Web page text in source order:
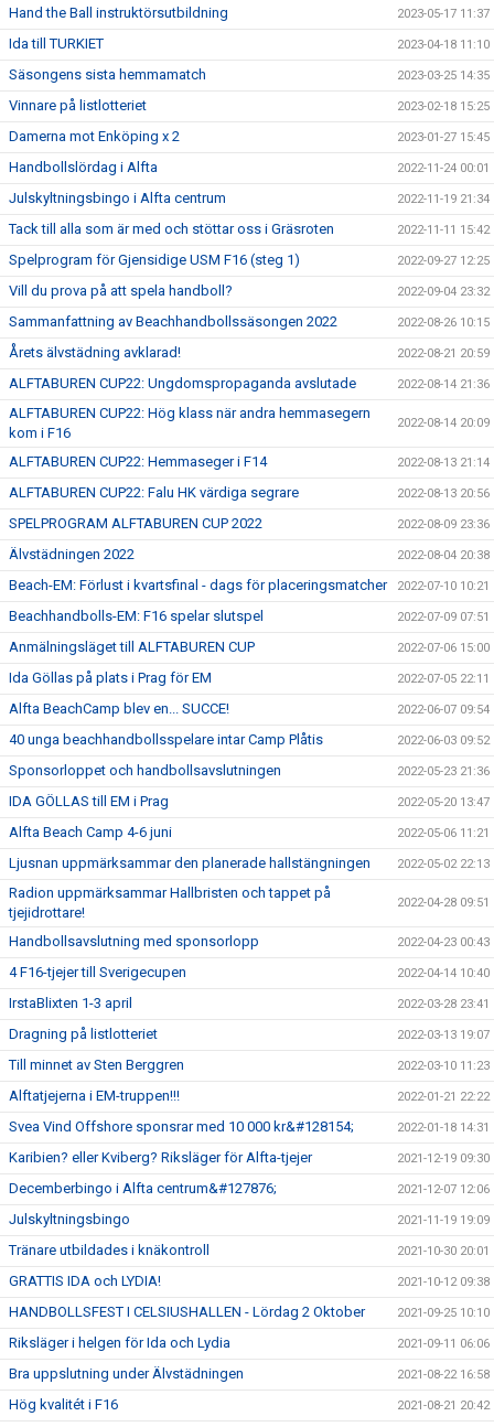
Hand the Ball instruktörsutbildning 2023-05-17 11:37
Ida till TURKIET 2023-04-18 11:10
Säsongens sista hemmamatch 2023-03-25 14:35
Vinnare på listlotteriet 2023-02-18 15:25
Damerna mot Enköping x 2 2023-01-27 15:45
Handbollslördag i Alfta 2022-11-24 00:01
Julskyltningsbingo i Alfta centrum 2022-11-19 21:34
Tack till alla som är med och stöttar oss i Gräsroten 2022-11-11 15:42
Spelprogram för Gjensidige USM F16 (steg 1) 2022-09-27 12:25
Vill du prova på att spela handboll? 2022-09-04 23:32
Sammanfattning av Beachhandbollssäsongen 2022 2022-08-26 10:15
Årets älvstädning avklarad! 2022-08-21 20:59
ALFTABUREN CUP22: Ungdomspropaganda avslutade 2022-08-14 21:36
ALFTABUREN CUP22: Hög klass när andra hemmasegern
kom i F16
2022-08-14 20:09
ALFTABUREN CUP22: Hemmaseger i F14 2022-08-13 21:14
ALFTABUREN CUP22: Falu HK värdiga segrare 2022-08-13 20:56
SPELPROGRAM ALFTABUREN CUP 2022 2022-08-09 23:36
Älvstädningen 2022 2022-08-04 20:38
Beach-EM: Förlust i kvartsfinal - dags för placeringsmatcher 2022-07-10 10:21
Beachhandbolls-EM: F16 spelar slutspel 2022-07-09 07:51
Anmälningsläget till ALFTABUREN CUP 2022-07-06 15:00
Ida Göllas på plats i Prag för EM 2022-07-05 22:11
Alfta BeachCamp blev en... SUCCE! 2022-06-07 09:54
40 unga beachhandbollsspelare intar Camp Plåtis 2022-06-03 09:52
Sponsorloppet och handbollsavslutningen 2022-05-23 21:36
IDA GÖLLAS till EM i Prag 2022-05-20 13:47
Alfta Beach Camp 4-6 juni 2022-05-06 11:21
Ljusnan uppmärksammar den planerade hallstängningen 2022-05-02 22:13
Radion uppmärksammar Hallbristen och tappet på
tjejidrottare!
2022-04-28 09:51
Handbollsavslutning med sponsorlopp 2022-04-23 00:43
4 F16-tjejer till Sverigecupen 2022-04-14 10:40
IrstaBlixten 1-3 april 2022-03-28 23:41
Dragning på listlotteriet 2022-03-13 19:07
Till minnet av Sten Berggren 2022-03-10 11:23
Alftatjejerna i EM-truppen!!! 2022-01-21 22:22
Svea Vind Offshore sponsrar med 10 000 kr&#128154; 2022-01-18 14:31
Karibien? eller Kviberg? Riksläger för Alfta-tjejer 2021-12-19 09:30
Decemberbingo i Alfta centrum&#127876; 2021-12-07 12:06
Julskyltningsbingo 2021-11-19 19:09
Tränare utbildades i knäkontroll 2021-10-30 20:01
GRATTIS IDA och LYDIA! 2021-10-12 09:38
HANDBOLLSFEST I CELSIUSHALLEN - Lördag 2 Oktober 2021-09-25 10:10
Riksläger i helgen för Ida och Lydia 2021-09-11 06:06
Bra uppslutning under Älvstädningen 2021-08-22 16:58
Hög kvalitét i F16 2021-08-21 20:42